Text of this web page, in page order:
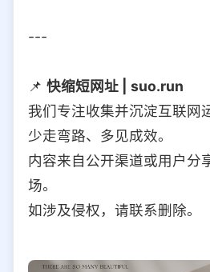
---
📌 快缩短网址 | suo.run
我们专注收集并沉淀互联网
少走弯路、多见成效。
内容来自公开渠道或用户分
场。
如涉及侵权，请联系删除。